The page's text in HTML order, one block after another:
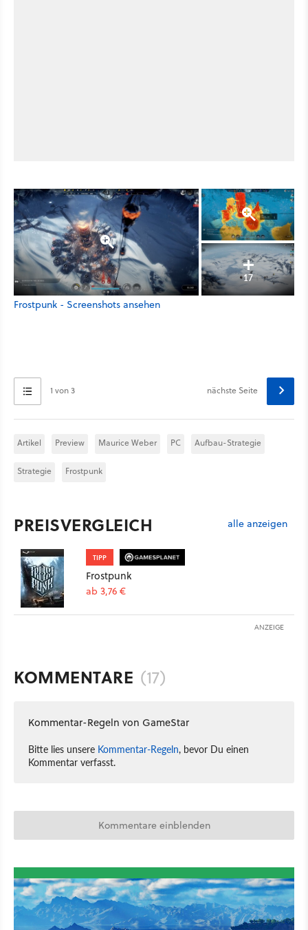
17
Frostpunk - Screenshots ansehen
1 von 3 nächste Seite
Artikel Preview Maurice Weber PC Aufbau-Strategie
Strategie Frostpunk
PREISVERGLEICH alle anzeigen
TIPP
Frostpunk
ab 3,76 €
ANZEIGE
KOMMENTARE (17)
Kommentar-Regeln von GameStar
Bitte lies unsere Kommentar-Regeln, bevor Du einen
Kommentar verfasst.
Kommentare einblenden